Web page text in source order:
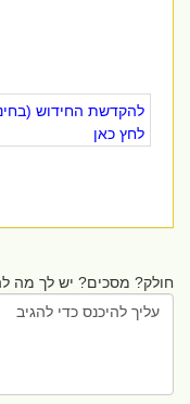
להקדשת החידוש
לחץ כאן
חולק? מסכים? יש לך מה